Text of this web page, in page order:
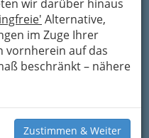
wir darüber hinaus
Alternative,
im Zuge Ihrer
vornherein auf das
beschränkt – nähere
Zustimmen & Weiter
Nachricht senden